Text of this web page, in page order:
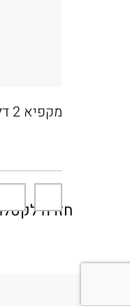
מקפיא 2 דלתות זכוכית
חזרה